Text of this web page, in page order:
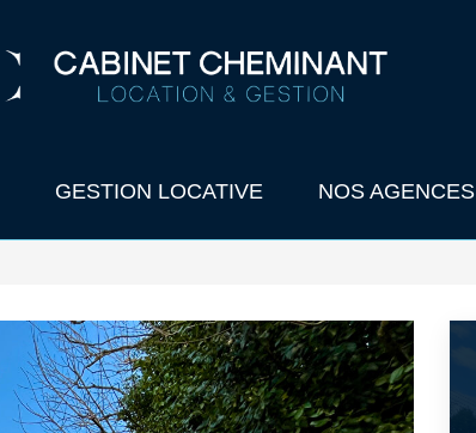
GESTION LOCATIVE NOS AGENCES